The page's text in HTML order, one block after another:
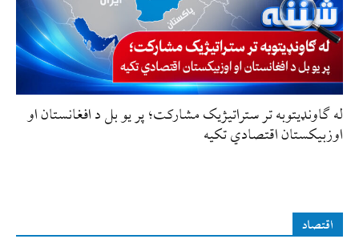
له ګاونډیتوبه تر ستراتیژیک مشارکت؛ پر یو بل د افغانستان او
اوزبیکستان اقتصادي تکیه
اقتصاد